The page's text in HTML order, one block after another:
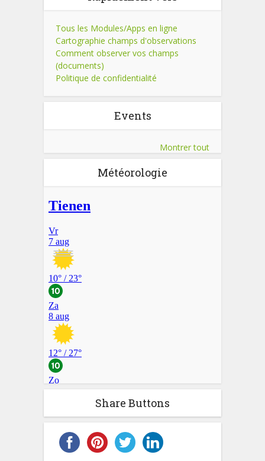
Tous les Modules/Apps en ligne
Cartographie champs d'observations
Comment observer vos champs
(documents)
Politique de confidentialité
Events
Montrer tout
Météorologie
Share Buttons